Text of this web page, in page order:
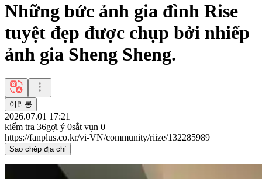
Những bức ảnh gia đình Rise
tuyệt đẹp được chụp bởi nhiếp
ảnh gia Sheng Sheng.
이리롱
2026.07.01 17:21
kiểm tra 36gợi ý 0sắt vụn 0
https://fanplus.co.kr/vi-VN/community/riize/132285989
Sao chép địa chỉ